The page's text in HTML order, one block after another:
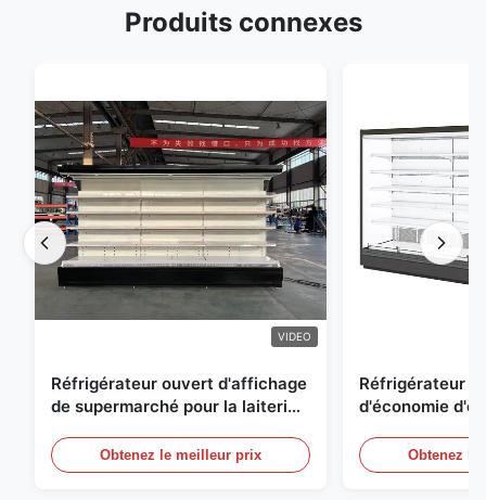
Produits connexes
VIDEO
Réfrigérateur ouvert d'affichage
de supermarché pour la laiterie
LED
Obtenez le meilleur prix
Réfrigérateur
d'économie
Obtenez